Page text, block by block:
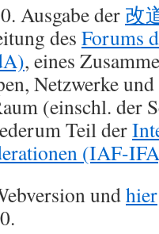
Ausgabe der 改
des Forums
, eines
Netzwerke
(einschl. der
Teil der
(IAF-
undhier